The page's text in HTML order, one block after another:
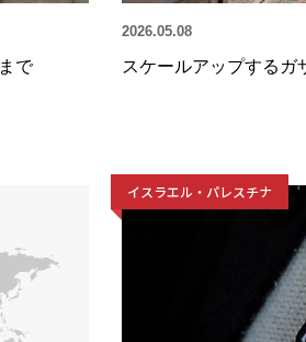
で
2026.05.08
スケールアップするガ
イスラエル・パレスチナ